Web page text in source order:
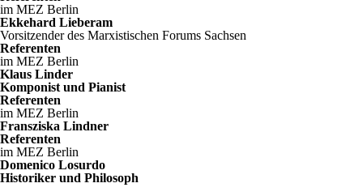
im MEZ Berlin
Ekkehard Lieberam
Vorsitzender des Marxistischen Forums Sachsen
Referenten
im MEZ Berlin
Klaus Linder
Komponist und Pianist
Referenten
im MEZ Berlin
Fransziska Lindner
Referenten
im MEZ Berlin
Domenico Losurdo
Historiker und Philosoph